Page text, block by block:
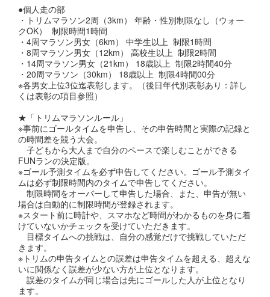
●個人走の部
・トリムマラソン2周（3km） 年齢・性別制限なし（ウォー
クOK） 制限時間1時間
・4周マラソン男女（6km） 中学生以上 制限1時間
・8周マラソン男女（12km） 高校生以上 制限2時間
・14周マラソン男女（21km） 18歳以上 制限2時間40分
・20周マラソン（30km） 18歳以上 制限4時間00分
※各男女上位3位迄表彰します。（後日年代別表彰あり：詳し
くは表彰の項目参照）
★「トリムマラソンルール」
※事前にゴールタイムを申告し、その申告時間と実際の記録と
の時間差を競う大会。
子どもから大人まで自分のペースで楽しむことができる
FUNランの決定版。
※ゴール予測タイムを必ず申告してください。ゴール予測タイ
ムは必ず制限時間内のタイムで申告してください。
制限時間をオーバーして申告した場合、また、申告が無い
場合は自動的に制限時間が登録されます。
※スタート前に時計や、スマホなど時間がわかるものを身に着
けていないかチェックを受けていただきます。
目標タイムへの挑戦は、自分の感覚だけで挑戦していただ
きます。
※トリムの申告タイムとの誤差は申告タイムを超える、超えな
いに関係なく誤差が少ない方が上位となります。
誤差のタイムが同じ場合は先にゴールした人が上位となり
ます。